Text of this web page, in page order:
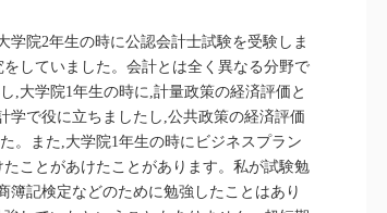
院2年生の時に公認会計士試験を受験しま
していました。会計とは全く異なる分野で
,大学院1年生の時に,計量政策の経済評価と
学で役に立ちましたし,公共政策の経済評価
。また,大学院1年生の時にビジネスプラン
ことがあけたことがあります。私が試験勉
記検定などのために勉強したことはあり